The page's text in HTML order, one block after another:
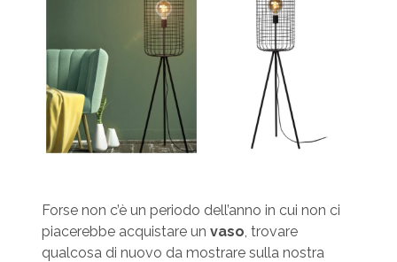
Forse non c’è un periodo dell’anno in cui non ci
piacerebbe acquistare un vaso, trovare
qualcosa di nuovo da mostrare sulla nostra